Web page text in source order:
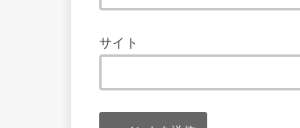
サイト